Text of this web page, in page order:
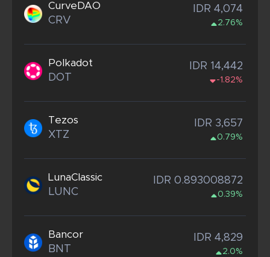
CurveDAO
CRV
IDR 4,074
2.76%
Polkadot
DOT
IDR 14,442
-1.82%
Tezos
XTZ
IDR 3,657
0.79%
LunaClassic
LUNC
IDR 0.893008872
0.39%
Bancor
BNT
IDR 4,829
2.0%